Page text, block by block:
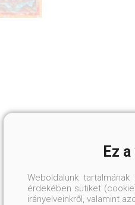
Ez
Weboldalunk
érdekében sütiket
irányelveinkről, valamint